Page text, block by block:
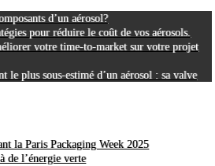
d’un aérosol?
pour réduire le coût de vos aérosols.
votre time-to-market sur votre projet
le plus sous-estimé d’un aérosol : sa valve
la Paris Packaging Week 2025
de l’énergie verte